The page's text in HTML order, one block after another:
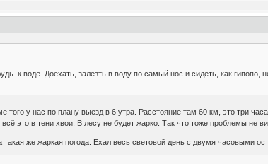
к воде. Доехать, залезть в воду по самый нос и сидеть, как гипопо,
того у нас по плану выезд в 6 утра. Расстояние там 60 км, это три
это в тени хвои. В лесу не будет жарко. Так что тоже проблемы не
же жаркая погода. Ехал весь световой день с двумя часовыми